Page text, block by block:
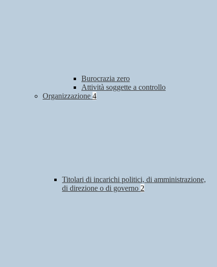
Burocrazia zero
Attività soggette a controllo
Organizzazione 4
Titolari di incarichi politici, di amministrazione,
di direzione o di governo 2